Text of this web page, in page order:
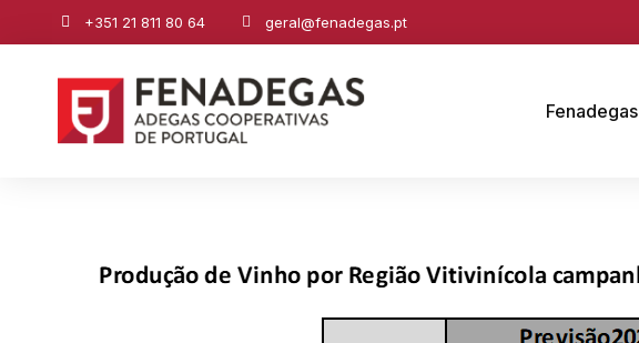
+351 21 811 80 64 geral@fenadegas.pt
Fenadegas